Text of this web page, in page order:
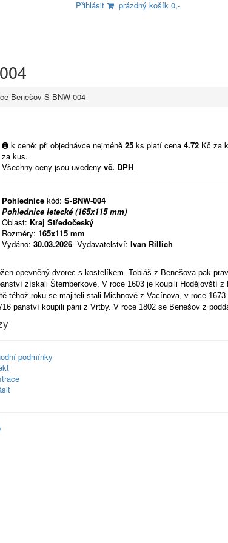
Přihlásit prázdný košík 0,-
Benešov S-BNW-004
k ceně: při objednávce nejméně25 ks platí cena4.72 Kč za
za kus.
Všechny ceny jsou uvedenyvč. DPH
Pohlednice kód:S-BNW-004
Pohlednice letecké (165x115 mm)
Oblast: Kraj Středočeský
Rozměry:165x115 mm
Vydáno:30.03.2026 Vydavatelství:Ivan Rillich
opevněný dvorec s kostelíkem. Tobiáš z Benešova pak
získali Šternberkové. V roce 1603 je koupili Hodějovští z
téhož roku se majiteli stali Michnové z Vacínova, v roce 1673
panství koupili páni z Vrtby. V roce 1802 se Benešov z
podmínky